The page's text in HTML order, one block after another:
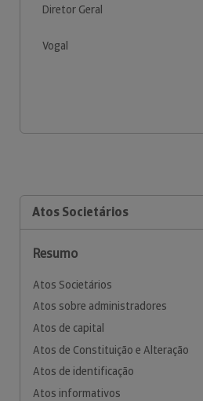
Diretor Geral
Vogal
Atos Societários
Resumo
Atos Societários
Atos sobre administradores
Atos de capital
Atos de Constituição e Alteração
Atos de identificação
Atos informativos